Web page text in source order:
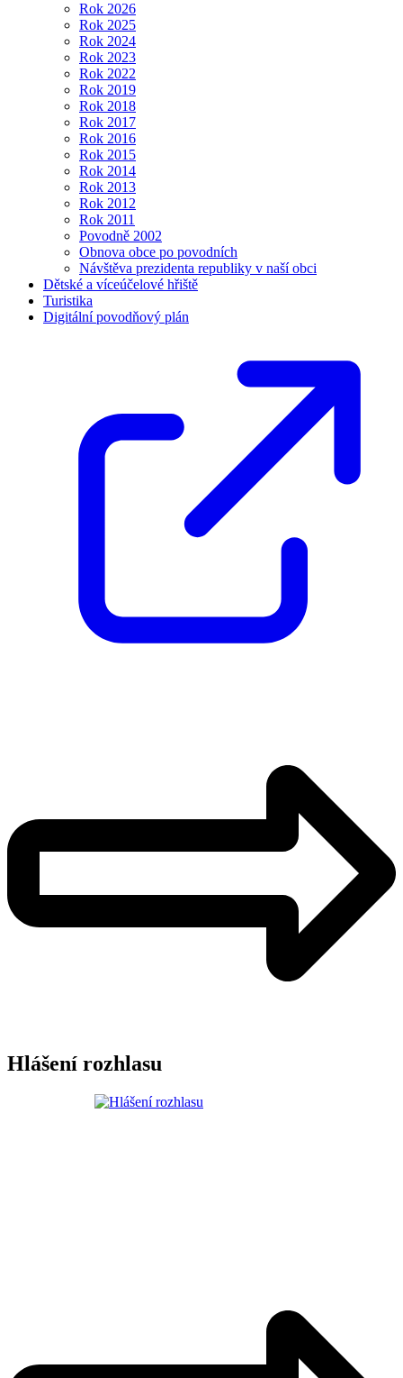
Rok 2026
Rok 2025
Rok 2024
Rok 2023
Rok 2022
Rok 2019
Rok 2018
Rok 2017
Rok 2016
Rok 2015
Rok 2014
Rok 2013
Rok 2012
Rok 2011
Povodně 2002
Obnova obce po povodních
Návštěva prezidenta republiky v naší obci
Dětské a víceúčelové hřiště
Turistika
Digitální povodňový plán
Hlášení rozhlasu